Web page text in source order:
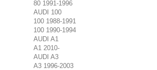
80 1991-1996
AUDI 100
100 1988-1991
100 1990-1994
AUDI A1
A1 2010-
AUDI A3
A3 1996-2003